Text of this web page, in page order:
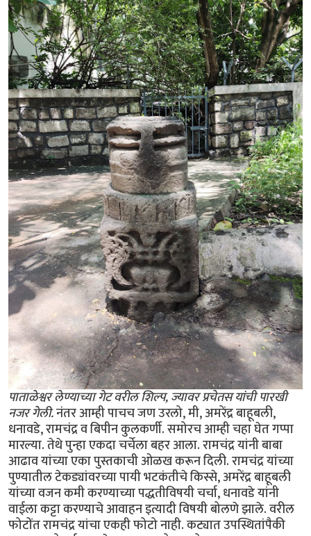
पाताळेश्वर लेण्याच्या गेट वरील शिल्प, ज्यावर प्रचेतस यांची पारखी
नजर गेली.नंतर आम्ही पाचच जण उरलो, मी, अमरेंद्र बाहूबली,
धनावडे, रामचंद्र व बिपीन कुलकर्णी. समोरच आम्ही चहा घेत गप्पा
मारल्या. तेथे पुन्हा एकदा चर्चेला बहर आला. रामचंद्र यांनी बाबा
आढाव यांच्या एका पुस्तकाची ओळख करून दिली. रामचंद्र यांच्या
पुण्यातील टेकड्यांवरच्या पायी भटकंतीचे किस्से, अमरेंद्र बाहूबली
यांच्या वजन कमी करण्याच्या पद्धतीविषयी चर्चा, धनावडे यांनी
वाईला कट्टा करण्याचे आवाहन इत्यादी विषयी बोलणे झाले. वरील
फोटोंत रामचंद्र यांचा एकही फोटो नाही. कट्यात उपस्थितांपैकी